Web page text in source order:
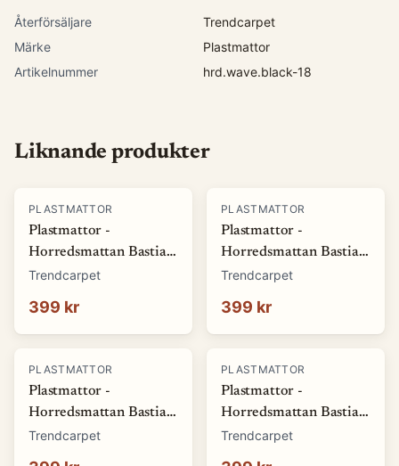
Återförsäljare
Trendcarpet
Märke
Plastmattor
Artikelnummer
hrd.wave.black-18
Liknande produkter
PLASTMATTOR
Plastmattor -
Horredsmattan Bastian
(grön) (Storlek: 70 x 50
Trendcarpet
399 kr
PLASTMATTOR
Plastmattor -
Horredsmattan Bastian
(röd) (Storlek: 70 x 50
Trendcarpet
399 kr
PLASTMATTOR
Plastmattor -
Horredsmattan Bastian
(blå) (Storlek: 70 x 50
Trendcarpet
PLASTMATTOR
Plastmattor -
Horredsmattan Bastian
(brun) (Storlek: 70 x 50
Trendcarpet